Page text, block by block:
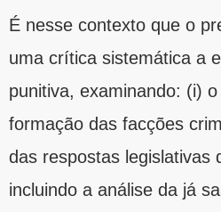
É nesse contexto que o
uma crítica sistemática a
punitiva, examinando: (i)
formação das facções
das respostas legislativas
incluindo a análise da já